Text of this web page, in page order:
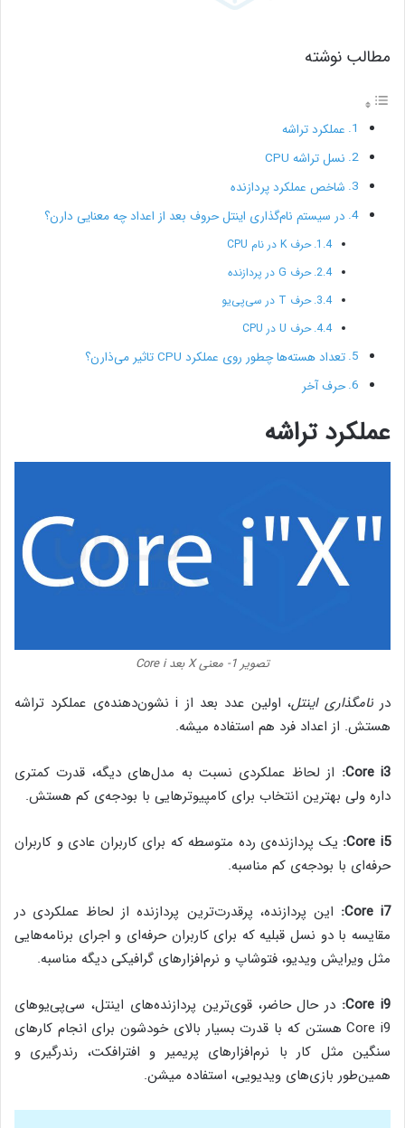
مطالب نوشته
عملکرد تراشه
نسل تراشه CPU
شاخص عملکرد پردازنده
در سیستم نام‌گذاری اینتل حروف بعد از اعداد چه معنایی دارن؟
حرف K در نام CPU
حرف G در پردازنده
حرف T در سی‌پی‌یو
حرف U در CPU
تعداد هسته‌ها چطور روی عملکرد CPU تاثیر می‌ذارن؟
حرف آخر
عملکرد تراشه
تصویر 1- معنی X بعد Core i
درنامگذاری اینتل
، اولین عدد بعد از i نشون‌دهنده‌ی عملکرد تراشه
هستش. از اعداد فرد هم استفاده میشه.
Core i3: از لحاظ عملکردی نسبت به مدل‌ها‌ی دیگه، قدرت کمتری
داره ولی بهترین انتخاب برای کامپیوترهایی با بودجه‌ی کم هستش.
Core i5: یک پردازنده‌ی رده‌ متوسطه که برای کاربران عادی و کاربران
حرفه‌ای با بودجه‌ی کم مناسبه.
Core i7: این پردازنده، پرقدرت‌ترین پردازنده از لحاظ عملکردی در
مقایسه با دو نسل قبلیه که برای کاربران حرفه‌ای و اجرای برنامه‌هایی
مثل ویرایش ویدیو، فتوشاپ و نرم‌افزارهای گرافیکی دیگه مناسبه.
Core i9: در حال حاضر، قوی‌ترین پردازنده‌های اینتل، سی‌پی‌یو‌های
Core i9 هستن که با قدرت بسیار بالای خودشون برای انجام کارهای
سنگین مثل کار با نرم‌افزارهای پریمیر و افترافکت، رندرگیری و
همین‌طور بازی‌های ویدیویی، استفاده میشن.